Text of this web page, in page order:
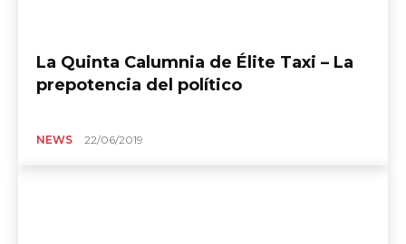
La Quinta Calumnia de Élite Taxi – La
prepotencia del político
NEWS 22/06/2019